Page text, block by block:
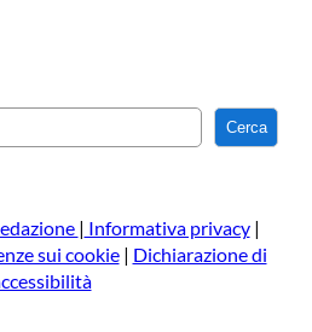
e
a
Cerca
| Informativa privacy|
sui cookie| Dichiarazione di